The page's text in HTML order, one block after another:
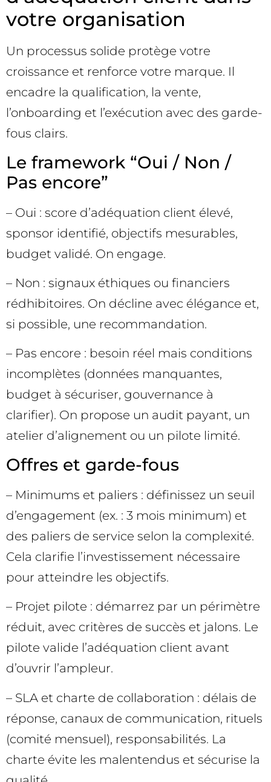
votre organisation
Un processus solide protège votre
croissance et renforce votre marque. Il
encadre la qualification, la vente,
l’onboarding et l’exécution avec des garde-
fous clairs.
Le framework “Oui / Non /
Pas encore”
– Oui : score d’adéquation client élevé,
sponsor identifié, objectifs mesurables,
budget validé. On engage.
– Non : signaux éthiques ou financiers
rédhibitoires. On décline avec élégance et,
si possible, une recommandation.
– Pas encore : besoin réel mais conditions
incomplètes (données manquantes,
budget à sécuriser, gouvernance à
clarifier). On propose un audit payant, un
atelier d’alignement ou un pilote limité.
Offres et garde-fous
– Minimums et paliers : définissez un seuil
d’engagement (ex. : 3 mois minimum) et
des paliers de service selon la complexité.
Cela clarifie l’investissement nécessaire
pour atteindre les objectifs.
– Projet pilote : démarrez par un périmètre
réduit, avec critères de succès et jalons. Le
pilote valide l’adéquation client avant
d’ouvrir l’ampleur.
– SLA et charte de collaboration : délais de
réponse, canaux de communication, rituels
(comité mensuel), responsabilités. La
charte évite les malentendus et sécurise la